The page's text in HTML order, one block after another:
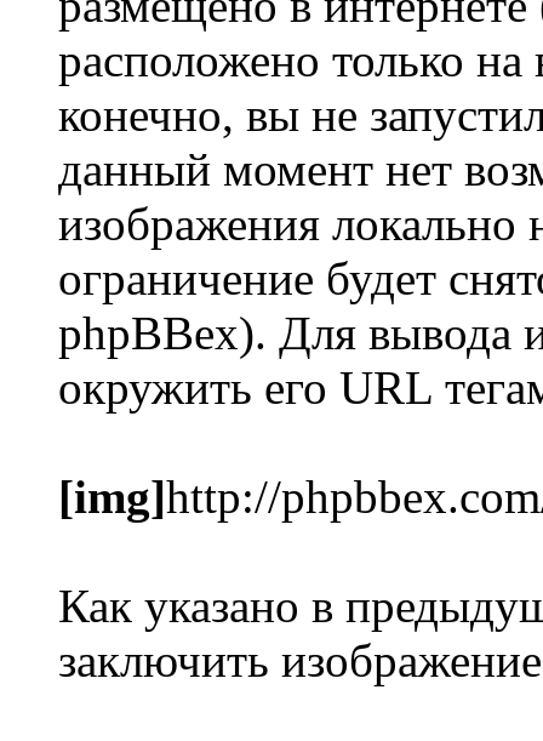
расположено только
конечно, вы не
данный момент нет
изображения локально
ограничение будет
phpBBex). Для вывода
окружить его URL
[img]http://
Как указано в
заключить